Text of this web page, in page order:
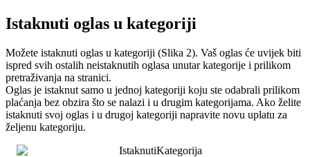
Istaknuti oglas u kategoriji
Možete istaknuti oglas u kategoriji (Slika 2). Vaš oglas će uvijek biti
ispred svih ostalih neistaknutih oglasa unutar kategorije i prilikom
pretraživanja na stranici.
Oglas je istaknut samo u jednoj kategoriji koju ste odabrali prilikom
plaćanja bez obzira što se nalazi i u drugim kategorijama. Ako želite
istaknuti svoj oglas i u drugoj kategoriji napravite novu uplatu za
željenu kategoriju.